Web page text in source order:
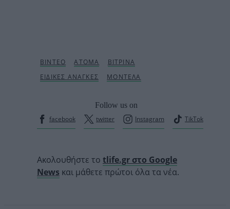
Follow us on
facebook
twitter Instagram TikTok
Ακολουθήστε το tlife.gr στο Google
News και μάθετε πρώτοι όλα τα νέα.